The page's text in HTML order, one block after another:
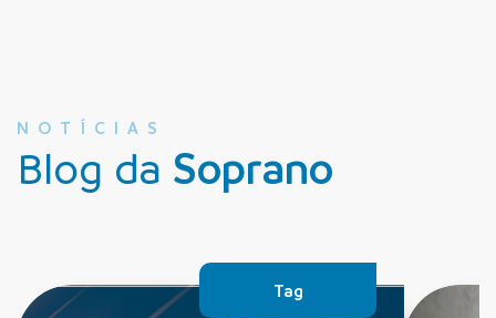
NOTÍCIAS
Blog da Soprano
Tag